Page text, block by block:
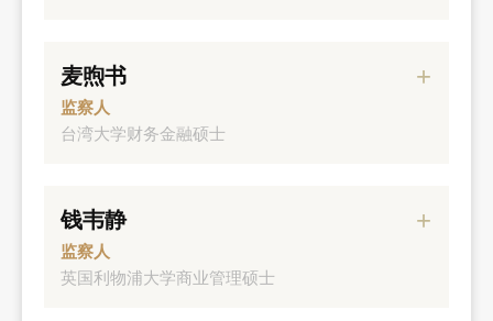
元大金控资深协理
元大证券协理
麦煦书
监察人
台湾大学财务金融硕士
元大人寿董事
元大金控财务长
钱韦静
监察人
英国利物浦大学商业管理硕士